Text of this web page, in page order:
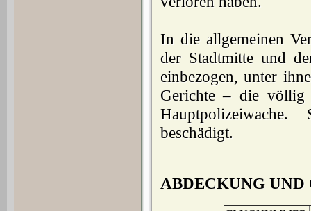
In die allgemeinen
der Stadtmitte und
einbezogen, unter
Gerichte – die völlig
beschädigt.
ABDECKUNG